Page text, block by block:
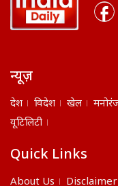
न्यूज़
देश विदेश खेल
यूटिलिटी
Quick Links
About Us Disclaimer